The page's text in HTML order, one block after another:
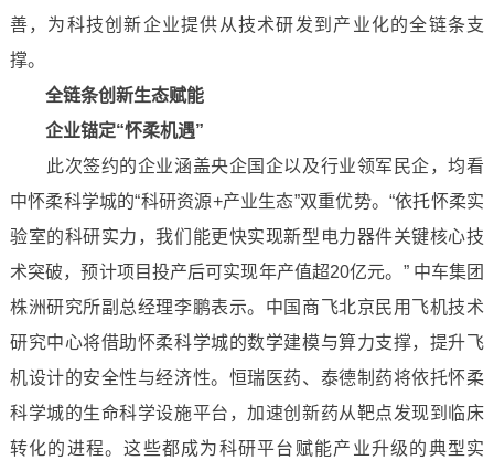
善，为科技创新企业提供从技术研发到产业化的全链条支
撑。
全链条创新生态赋能
企业锚定“怀柔机遇”
此次签约的企业涵盖央企国企以及行业领军民企，均看
中怀柔科学城的“科研资源+产业生态”双重优势。“依托怀柔实
验室的科研实力，我们能更快实现新型电力器件关键核心技
术突破，预计项目投产后可实现年产值超20亿元。” 中车集团
株洲研究所副总经理李鹏表示。中国商飞北京民用飞机技术
研究中心将借助怀柔科学城的数学建模与算力支撑，提升飞
机设计的安全性与经济性。恒瑞医药、泰德制药将依托怀柔
科学城的生命科学设施平台，加速创新药从靶点发现到临床
转化的进程。这些都成为科研平台赋能产业升级的典型实